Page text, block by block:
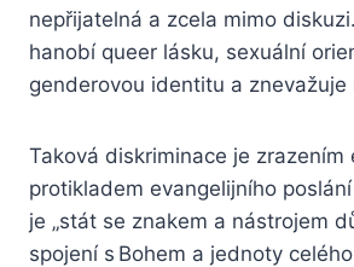
nepřijatelná a zcela mimo
hanobí queer lásku, sexuální
genderovou identitu a
Taková diskriminace je zrazením
protikladem evangelijního
je „stát se znakem a nástrojem
spojení s Bohem a jednoty